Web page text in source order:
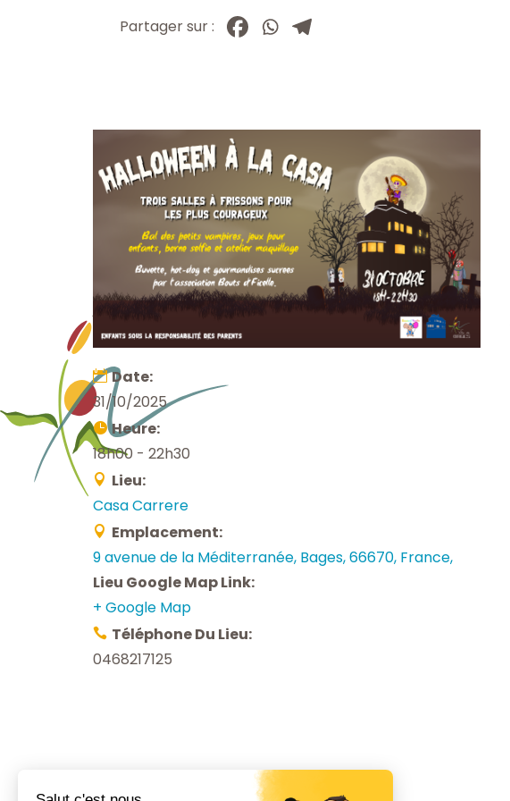
Partager sur :
Date:
31/10/2025
Heure:
18h00 - 22h30
Lieu:
Casa Carrere
Emplacement:
9 avenue de la Méditerranée, Bages, 66670, France,
Lieu Google Map Link:
+ Google Map
Téléphone Du Lieu:
0468217125